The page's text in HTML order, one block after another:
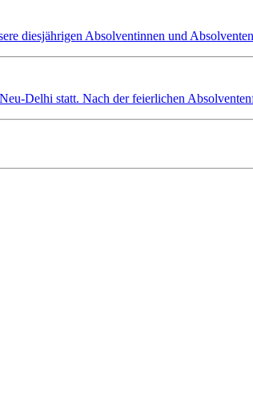
diesjährigen Absolventinnen und
Delhi statt. Nach der feierlichen